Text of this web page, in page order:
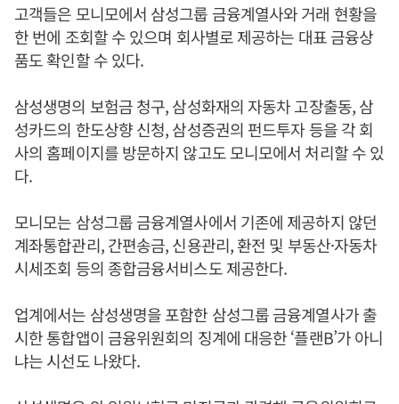
고객들은 모니모에서 삼성그룹 금융계열사와 거래 현황을
한 번에 조회할 수 있으며 회사별로 제공하는 대표 금융상
품도 확인할 수 있다.
삼성생명의 보험금 청구, 삼성화재의 자동차 고장출동, 삼
성카드의 한도상향 신청, 삼성증권의 펀드투자 등을 각 회
사의 홈페이지를 방문하지 않고도 모니모에서 처리할 수 있
다.
모니모는 삼성그룹 금융계열사에서 기존에 제공하지 않던
계좌통합관리, 간편송금, 신용관리, 환전 및 부동산·자동차
시세조회 등의 종합금융서비스도 제공한다.
업계에서는 삼성생명을 포함한 삼성그룹 금융계열사가 출
시한 통합앱이 금융위원회의 징계에 대응한 ‘플랜B’가 아니
냐는 시선도 나왔다.